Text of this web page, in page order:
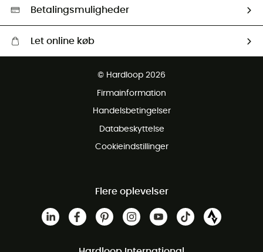
HardGreen Udvalg
Betalingsmuligheder
Let online køb
Gratis retur inden for 100 dage
© Hardloop 2026
Firmainformation
Handelsbetingelser
Databeskyttelse
Cookieindstillinger
Flere oplevelser